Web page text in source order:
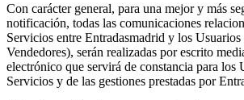
Con carácter general, para una mejor y más
notificación, todas las comunicaciones
Servicios entre Entradasmadrid y los
Vendedores), serán realizadas por escrito
electrónico que servirá de constancia para los
Servicios y de las gestiones prestadas por